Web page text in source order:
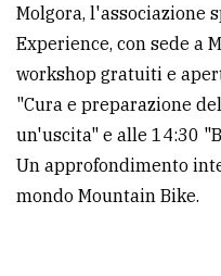
Molgora, l'associazione
Experience, con sede a
workshop gratuiti e
"Cura e preparazione
un'uscita" e alle 14:30
Un approfondimento
mondo Mountain Bike.